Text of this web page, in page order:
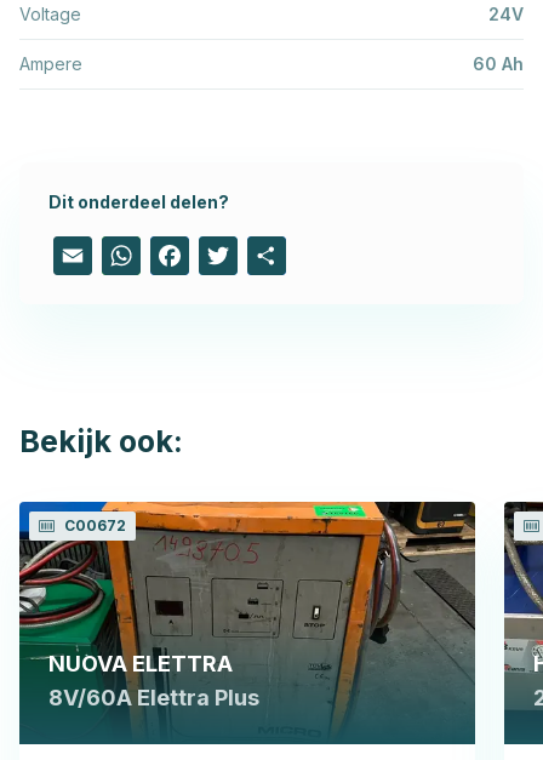
Voltage 24V
Ampere 60 Ah
Dit onderdeel delen?
Email WhatsAppFacebook
Twitter
Bekijk ook:
C00672
NUOVA ELETTRA
8V/60A Elettra Plus